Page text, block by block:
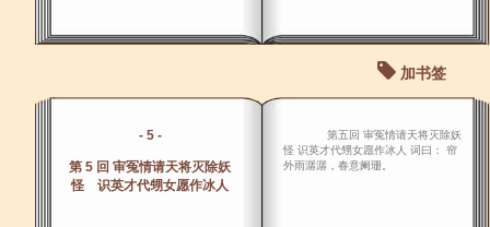
加书签
- 5 -
第 5 回 审冤情请天将灭除妖
怪 识英才代甥女愿作冰人
第五回 审冤情请天将灭除妖
怪 识英才代甥女愿作冰人 词曰： 帘
外雨潺潺，春意阑珊。